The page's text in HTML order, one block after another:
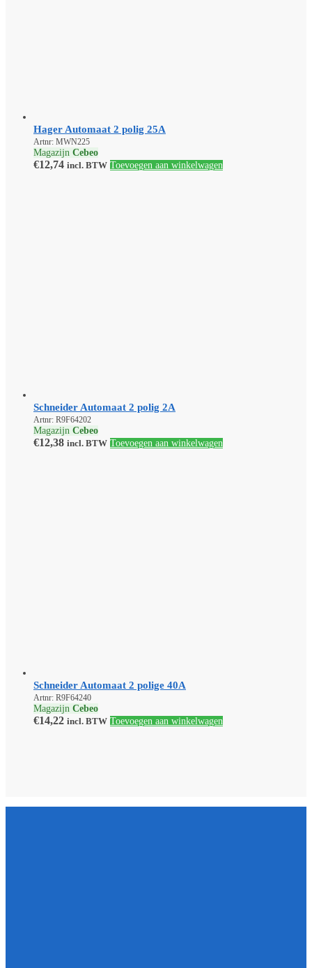
Hager Automaat 2 polig 25A
Artnr: MWN225
Magazijn Cebeo
€12,74 incl. BTW Toevoegen aan winkelwagen
Schneider Automaat 2 polig 2A
Artnr: R9F64202
Magazijn Cebeo
€12,38 incl. BTW Toevoegen aan winkelwagen
Schneider Automaat 2 polige 40A
Artnr: R9F64240
Magazijn Cebeo
€14,22 incl. BTW Toevoegen aan winkelwagen